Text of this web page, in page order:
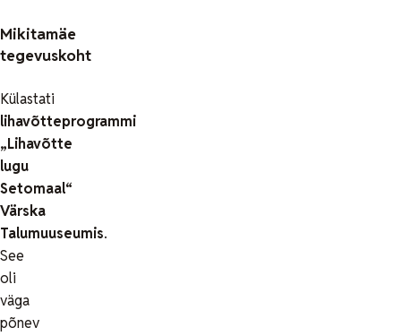
Mikitamäe
tegevuskoht
Külastati
lihavõtteprogrammi
„Lihavõtte
lugu
Setomaal“
Värska
Talumuuseumis.
See
oli
väga
põnev